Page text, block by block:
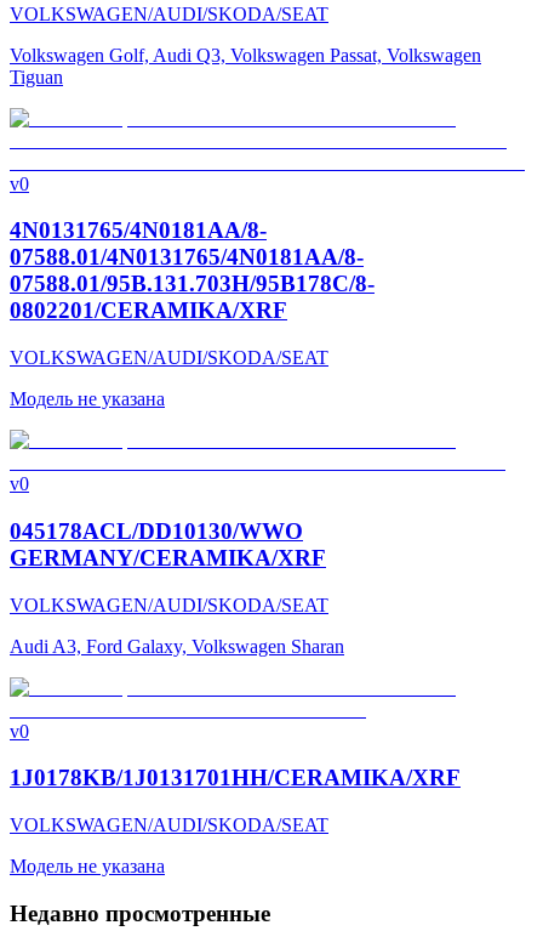
VOLKSWAGEN/AUDI/SKODA/SEAT
Volkswagen Golf, Audi Q3, Volkswagen Passat, Volkswagen
Tiguan
v0
4N0131765/4N0181AA/8-
07588.01/4N0131765/4N0181AA/8-
07588.01/95B.131.703H/95B178C/8-
0802201/CERAMIKA/XRF
VOLKSWAGEN/AUDI/SKODA/SEAT
Модель не указана
v0
045178ACL/DD10130/WWO
GERMANY/CERAMIKA/XRF
VOLKSWAGEN/AUDI/SKODA/SEAT
Audi A3, Ford Galaxy, Volkswagen Sharan
v0
1J0178KB/1J0131701HH/CERAMIKA/XRF
VOLKSWAGEN/AUDI/SKODA/SEAT
Модель не указана
Недавно просмотренные